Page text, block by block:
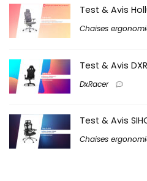
Test & Avis
Chaises
Test & Avis
DxRacer
Test & Avis
Chaises